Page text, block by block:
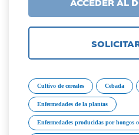
Cultivo de cereales Cebada
Enfermedades de la plantas
Enfermedades producidas por hongos